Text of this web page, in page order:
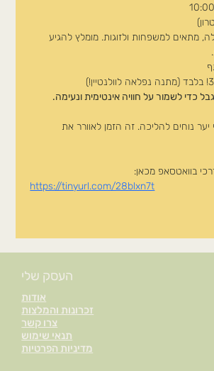
מתאים למשפחות ולזוגות. מומלץ להגיע
כדי לשמור על חוויה אינטימית ונעימה.
יער נוחים להליכה. זה הזמן לאוורר את
בוואטסאפ מכאן:
https://tinyurl.com/28blxn7t
אודות
זכרונות והמלצות
צרו קשר
תנאי שימוש
מדיניות הפרטיות
העסק שלי